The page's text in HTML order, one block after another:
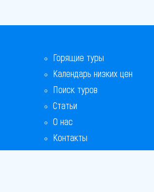
Горящие туры
Календарь низких цен
Поиск туров
Статьи
О нас
Контакты
Бонусная программа